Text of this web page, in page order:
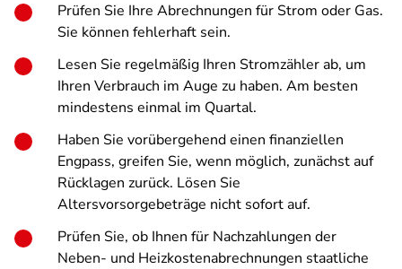
Prüfen Sie Ihre Abrechnungen für Strom oder Gas.
Sie können fehlerhaft sein.
Lesen Sie regelmäßig Ihren Stromzähler ab, um
Ihren Verbrauch im Auge zu haben. Am besten
mindestens einmal im Quartal.
Haben Sie vorübergehend einen finanziellen
Engpass, greifen Sie, wenn möglich, zunächst auf
Rücklagen zurück. Lösen Sie
Altersvorsorgebeträge nicht sofort auf.
Prüfen Sie, ob Ihnen für Nachzahlungen der
Neben- und Heizkostenabrechnungen staatliche